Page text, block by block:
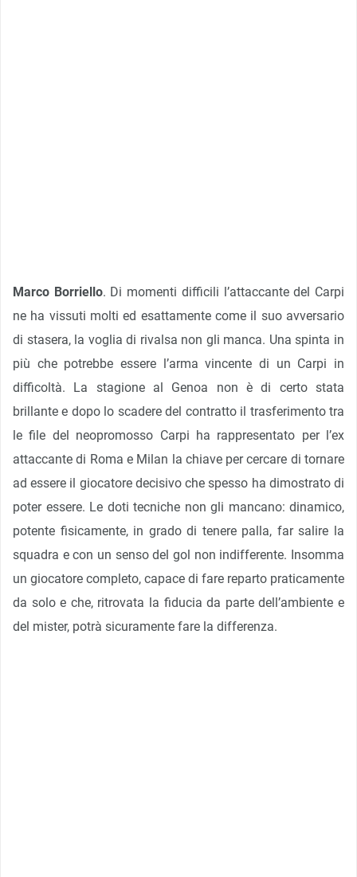
Marco Borriello. Di momenti difficili l’attaccante del Carpi
ne ha vissuti molti ed esattamente come il suo avversario
di stasera, la voglia di rivalsa non gli manca. Una spinta in
più che potrebbe essere l’arma vincente di un Carpi in
difficoltà. La stagione al Genoa non è di certo stata
brillante e dopo lo scadere del contratto il trasferimento tra
le file del neopromosso Carpi ha rappresentato per l’ex
attaccante di Roma e Milan la chiave per cercare di tornare
ad essere il giocatore decisivo che spesso ha dimostrato di
poter essere. Le doti tecniche non gli mancano: dinamico,
potente fisicamente, in grado di tenere palla, far salire la
squadra e con un senso del gol non indifferente. Insomma
un giocatore completo, capace di fare reparto praticamente
da solo e che, ritrovata la fiducia da parte dell’ambiente e
del mister, potrà sicuramente fare la differenza.